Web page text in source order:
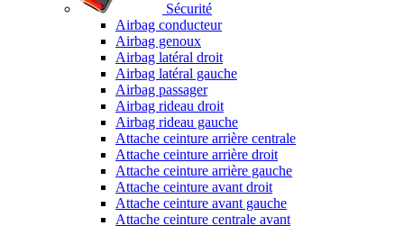
Sécurité
Airbag conducteur
Airbag genoux
Airbag latéral droit
Airbag latéral gauche
Airbag passager
Airbag rideau droit
Airbag rideau gauche
Attache ceinture arrière centrale
Attache ceinture arrière droit
Attache ceinture arrière gauche
Attache ceinture avant droit
Attache ceinture avant gauche
Attache ceinture centrale avant